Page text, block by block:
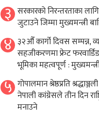
३ सरकारको निरन्तरताका
जुटाउने जिम्मा मुख्यमन्त्री
४ ३२औँ कार्गो दिवस सम्पन्न,
सहजीकरणमा फ्रेट
भूमिका महत्वपूर्ण :
५ गोपालमान श्रेष्ठप्रति
नेपाली कांग्रेसले तीन दिन
मनाउने